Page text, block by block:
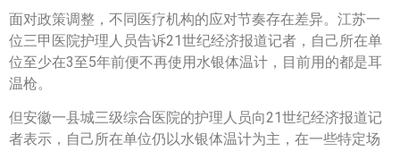
面对政策调整，不同医疗机构的应对节奏存在差异。江苏一
位三甲医院护理人员告诉21世纪经济报道记者，自己所在单
位至少在3至5年前便不再使用水银体温计，目前用的都是耳
温枪。
但安徽一县城三级综合医院的护理人员向21世纪经济报道记
者表示，自己所在单位仍以水银体温计为主，在一些特定场